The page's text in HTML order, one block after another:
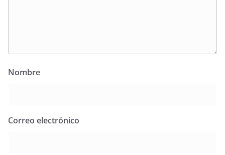
Nombre
Correo electrónico